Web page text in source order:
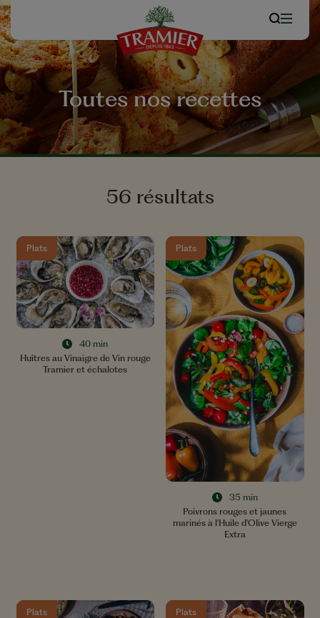
Toutes nos recettes
56 résultats
Plats
40 min
Huîtres au Vinaigre de Vin rouge
Tramier et échalotes
Plats
35 min
Poivrons rouges et jaunes
marinés à l'Huile d'Olive Vierge
Extra
Plats Plats